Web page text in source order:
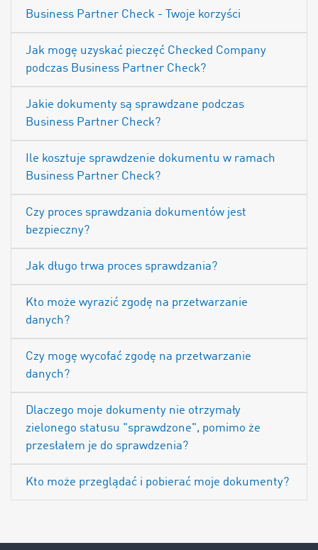
Business Partner Check - Twoje korzyści
Jak mogę uzyskać pieczęć Checked Company
podczas Business Partner Check?
Jakie dokumenty są sprawdzane podczas
Business Partner Check?
Ile kosztuje sprawdzenie dokumentu w ramach
Business Partner Check?
Czy proces sprawdzania dokumentów jest
bezpieczny?
Jak długo trwa proces sprawdzania?
Kto może wyrazić zgodę na przetwarzanie
danych?
Czy mogę wycofać zgodę na przetwarzanie
danych?
Dlaczego moje dokumenty nie otrzymały
zielonego statusu "sprawdzone", pomimo że
przesłałem je do sprawdzenia?
Kto może przeglądać i pobierać moje dokumenty?